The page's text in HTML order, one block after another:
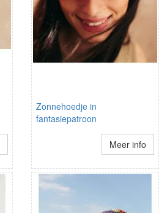
Zonnehoedje in
fantasiepatroon
Meer info